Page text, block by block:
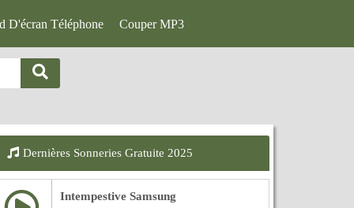
D'écran Téléphone Couper MP3
Dernières Sonneries Gratuite 2025
Intempestive Samsung